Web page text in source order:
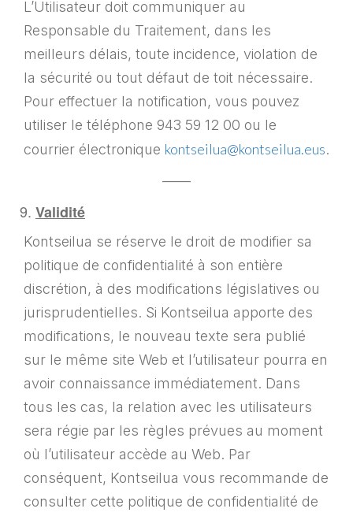
L’Utilisateur doit communiquer au
Responsable du Traitement, dans les
meilleurs délais, toute incidence, violation de
la sécurité ou tout défaut de toit nécessaire.
Pour effectuer la notification, vous pouvez
utiliser le téléphone 943 59 12 00 ou le
courrier électronique kontseilua@kontseilua.eus.
——
Validité
Kontseilua se réserve le droit de modifier sa
politique de confidentialité à son entière
discrétion, à des modifications législatives ou
jurisprudentielles. Si Kontseilua apporte des
modifications, le nouveau texte sera publié
sur le même site Web et l’utilisateur pourra en
avoir connaissance immédiatement. Dans
tous les cas, la relation avec les utilisateurs
sera régie par les règles prévues au moment
où l’utilisateur accède au Web. Par
conséquent, Kontseilua vous recommande de
consulter cette politique de confidentialité de